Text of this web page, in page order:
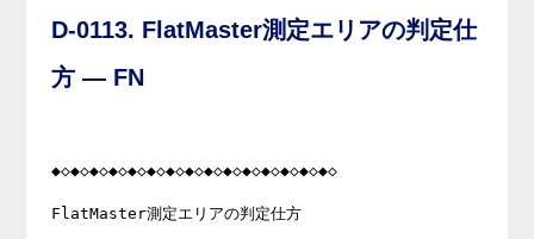
D-0113. FlatMaster測定エリアの判定仕
方 — FN
◆◇◆◇◆◇◆◇◆◇◆◇◆◇◆◇◆◇◆◇◆◇◆◇◆◇◆◇◆◇
FlatMaster測定エリアの判定仕方